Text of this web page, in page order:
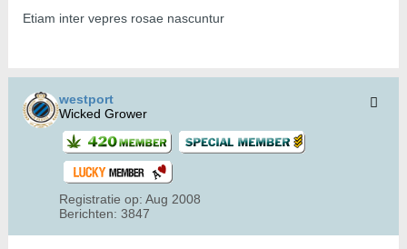
Etiam inter vepres rosae nascuntur
westport
Wicked Grower
Registratie op: Aug 2008
Berichten: 3847